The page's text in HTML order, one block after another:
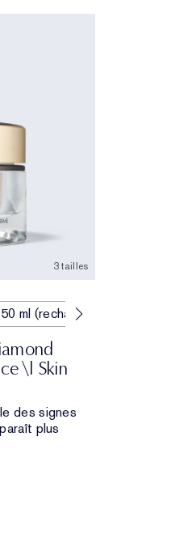
3 tailles
50 ml (recharge)
\| Skin
des signes
plus